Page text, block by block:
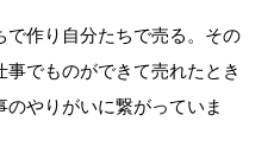
で作り自分たちで売る。その
でものができて売れたとき
やりがいに繋がっていま